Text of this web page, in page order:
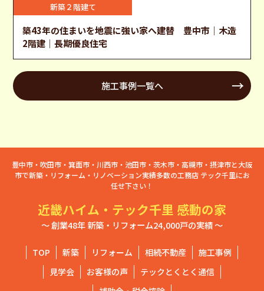
新築２階建て
築43年の住まいを地震に強い家へ建替 豊中市｜木造
2階建｜長期優良住宅
施工事例一覧へ
豊中市・吹田市・箕面市・川西市・池田市・茨木市・高槻市・摂津市と大阪
市で新築・リフォーム・リノベーション実績多数の工務店 テック千里にお
任せ下さい！
近畿ハイム・テック千里 感動の家
～ 創業48年 新築・リフォーム24,000戸の実績 ～
TOP 新築 リフォーム 相続不動産
施工事例
見学会
お客様の声
テックとくとく通信